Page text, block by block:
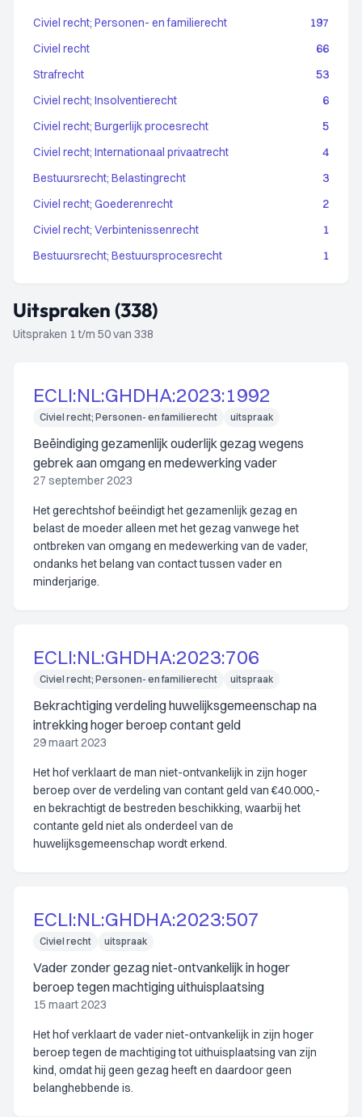
Civiel recht; Personen- en familierecht
197
Civiel recht
66
Strafrecht
53
Civiel recht; Insolventierecht
6
Civiel recht; Burgerlijk procesrecht
5
Civiel recht; Internationaal privaatrecht
4
Bestuursrecht; Belastingrecht
3
Civiel recht; Goederenrecht
2
Civiel recht; Verbintenissenrecht
1
Bestuursrecht; Bestuursprocesrecht
1
Uitspraken (338)
Uitspraken 1 t/m 50 van 338
ECLI:NL:GHDHA:2023:1992
Civiel recht; Personen- en familierecht uitspraak
Beëindiging gezamenlijk ouderlijk gezag wegens
gebrek aan omgang en medewerking vader
27 september 2023
Het gerechtshof beëindigt het gezamenlijk gezag en
belast de moeder alleen met het gezag vanwege het
ontbreken van omgang en medewerking van de vader,
ondanks het belang van contact tussen vader en
minderjarige.
ECLI:NL:GHDHA:2023:706
Civiel recht; Personen- en familierecht uitspraak
Bekrachtiging verdeling huwelijksgemeenschap na
intrekking hoger beroep contant geld
29 maart 2023
Het hof verklaart de man niet-ontvankelijk in zijn hoger
beroep over de verdeling van contant geld van €40.000,-
en bekrachtigt de bestreden beschikking, waarbij het
contante geld niet als onderdeel van de
huwelijksgemeenschap wordt erkend.
ECLI:NL:GHDHA:2023:507
Civiel recht uitspraak
Vader zonder gezag niet-ontvankelijk in hoger
beroep tegen machtiging uithuisplaatsing
15 maart 2023
Het hof verklaart de vader niet-ontvankelijk in zijn hoger
beroep tegen de machtiging tot uithuisplaatsing van zijn
kind, omdat hij geen gezag heeft en daardoor geen
belanghebbende is.